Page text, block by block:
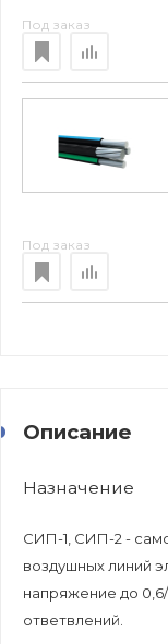
Под заказ
Под заказ
Описание
Назначение
СИП-1, СИП-2 -
воздушных линий
напряжение до
ответвлений.